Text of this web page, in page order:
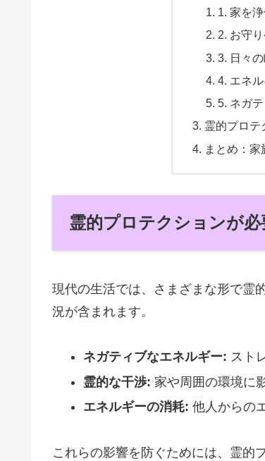
1. 家を
2. お守
3. 日々
4. エネ
5. ネガ
霊的プロテ
まとめ：家
霊的プロテクションが必
現代の生活では、さまざまな形で霊
況が含まれます。
ネガティブなエネルギー: スト
霊的な干渉: 家や周囲の環境に
エネルギーの消耗: 他人からの
これらの影響を防ぐためには、霊的